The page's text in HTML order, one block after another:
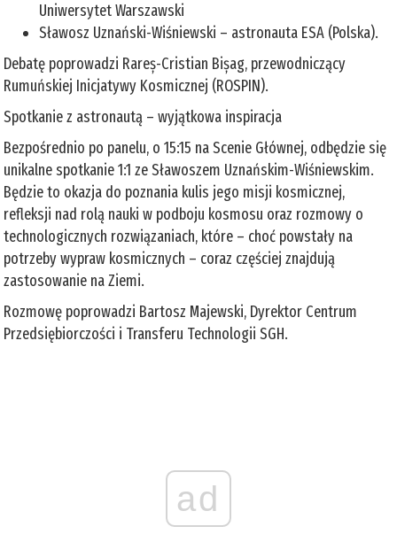
Uniwersytet Warszawski
Sławosz Uznański-Wiśniewski – astronauta ESA (Polska).
Debatę poprowadzi Rareș-Cristian Bișag, przewodniczący
Rumuńskiej Inicjatywy Kosmicznej (ROSPIN).
Spotkanie z astronautą – wyjątkowa inspiracja
Bezpośrednio po panelu, o 15:15 na Scenie Głównej, odbędzie się
unikalne spotkanie 1:1 ze Sławoszem Uznańskim-Wiśniewskim.
Będzie to okazja do poznania kulis jego misji kosmicznej,
refleksji nad rolą nauki w podboju kosmosu oraz rozmowy o
technologicznych rozwiązaniach, które – choć powstały na
potrzeby wypraw kosmicznych – coraz częściej znajdują
zastosowanie na Ziemi.
Rozmowę poprowadzi Bartosz Majewski, Dyrektor Centrum
Przedsiębiorczości i Transferu Technologii SGH.
ad